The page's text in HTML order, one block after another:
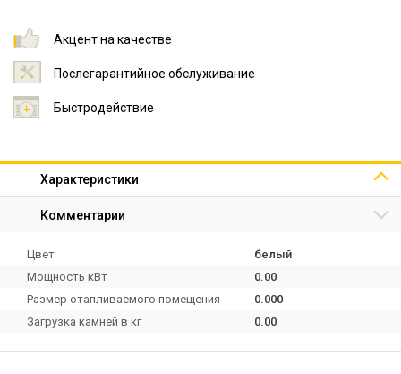
Акцент на качестве
Послегарантийное обслуживание
Быстродействие
Характеристики
Комментарии
Цвет
белый
Мощность кВт
0.00
Размер отапливаемого помещения
0.000
Загрузка камней в кг
0.00